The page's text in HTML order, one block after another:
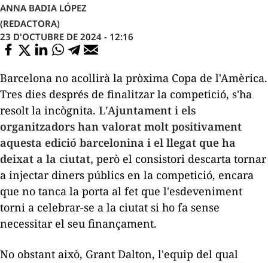
ANNA BADIA LÓPEZ
(REDACTORA)
23 D'OCTUBRE DE 2024 - 12:16
Barcelona no acollirà la pròxima Copa de l'Amèrica.
Tres dies després de finalitzar la competició, s'ha
resolt la incògnita. L'Ajuntament i els
organitzadors han valorat molt positivament
aquesta edició barcelonina i el llegat que ha
deixat a la ciutat, però el consistori descarta tornar
a injectar diners públics en la competició, encara
que no tanca la porta al fet que l'esdeveniment
torni a celebrar-se a la ciutat si ho fa sense
necessitar el seu finançament.
No obstant això, Grant Dalton, l'equip del qual